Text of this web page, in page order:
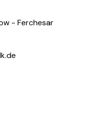
- Ferchesar